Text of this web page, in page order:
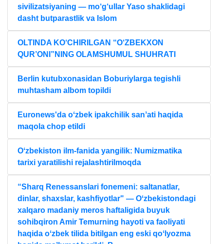
sivilizatsiyaning — mo‘g‘ullar Yaso shaklidagi
dasht butparastlik va Islom
OLTINDA KO‘CHIRILGAN “O‘ZBEKXON
QUR’ONI”NING OLAMSHUMUL SHUHRATI
Berlin kutubxonasidan Boburiylarga tegishli
muhtasham albom topildi
Euronews'da oʻzbek ipakchilik sanʼati haqida
maqola chop etildi
Oʻzbekiston ilm-fanida yangilik: Numizmatika
tarixi yaratilishi rejalashtirilmoqda
“Sharq Renessanslari fonemeni: saltanatlar,
dinlar, shaxslar, kashfiyotlar" — Oʻzbekistondagi
xalqaro madaniy meros haftaligida buyuk
sohibqiron Amir Temurning hayoti va faoliyati
haqida oʻzbek tilida bitilgan eng eski qoʻlyozma